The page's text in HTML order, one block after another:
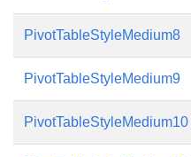
PivotTableStyleMedium8
PivotTableStyleMedium9
PivotTableStyleMedium10